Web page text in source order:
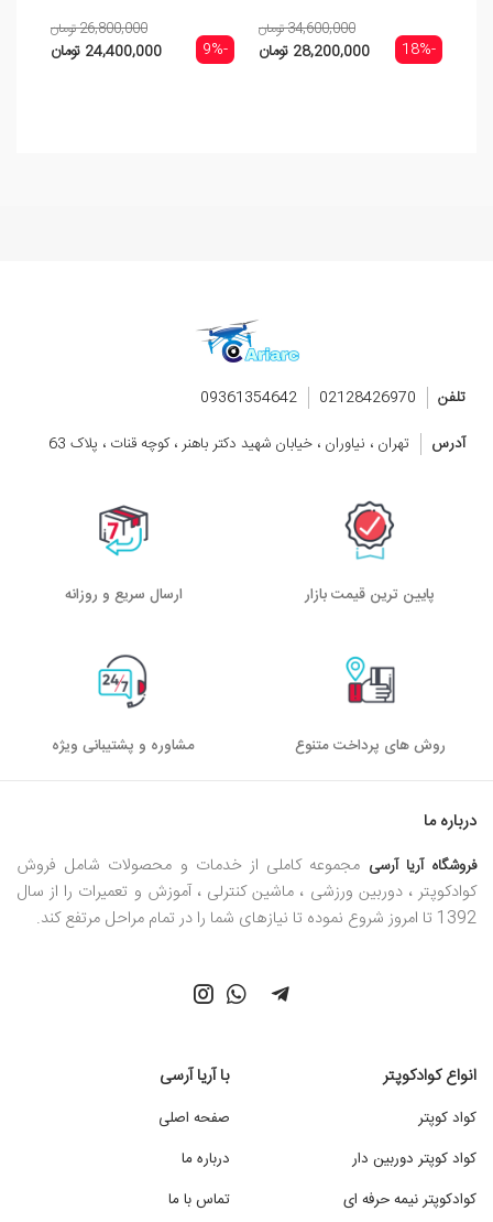
-18%
34,600,000 تومان
28,200,000 تومان -9%
26,800,000 تومان
24,400,000 تومان
تلفن 02128426970
09361354642
آدرس
تهران ، نیاوران ، خیابان شهید دکتر باهنر ، کوچه قنات ، پلاک 63
پایین ترین قیمت بازار ارسال سریع و روزانه
روش های پرداخت متنوع مشاوره و پشتیبانی ویژه
درباره ما
فروشگاه آریا آرسی مجموعه کاملی از خدمات و محصولات شامل فروش
کوادکوپتر ، دوربین ورزشی ، ماشین کنترلی ، آموزش و تعمیرات را از سال
1392 تا امروز شروع نموده تا نیازهای شما را در تمام مراحل مرتفع کند.
انواع کوادکوپتر
کواد کوپتر
کواد کوپتر دوربین دار
کوادکوپتر نیمه حرفه ای
با آریا آرسی
صفحه اصلی
درباره ما
تماس با ما